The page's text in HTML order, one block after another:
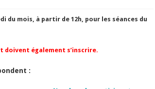
du mois, à partir de 12h, pour les séances du
doivent également s’inscrire.
: